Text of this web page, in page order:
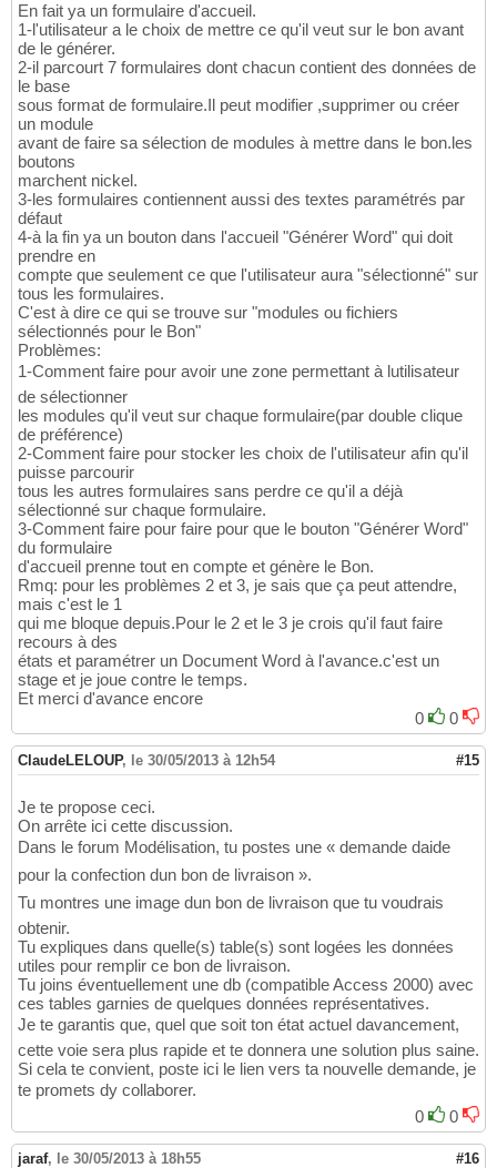
En fait ya un formulaire d'accueil.
1-l'utilisateur a le choix de mettre ce qu'il veut sur le bon avant
de le générer.
2-il parcourt 7 formulaires dont chacun contient des données de
le base
sous format de formulaire.Il peut modifier ,supprimer ou créer
un module
avant de faire sa sélection de modules à mettre dans le bon.les
boutons
marchent nickel.
3-les formulaires contiennent aussi des textes paramétrés par
défaut
4-à la fin ya un bouton dans l'accueil "Générer Word" qui doit
prendre en
compte que seulement ce que l'utilisateur aura "sélectionné" sur
tous les formulaires.
C'est à dire ce qui se trouve sur "modules ou fichiers
sélectionnés pour le Bon"
Problèmes:
1-Comment faire pour avoir une zone permettant à lutilisateur
de sélectionner
les modules qu'il veut sur chaque formulaire(par double clique
de préférence)
2-Comment faire pour stocker les choix de l'utilisateur afin qu'il
puisse parcourir
tous les autres formulaires sans perdre ce qu'il a déjà
sélectionné sur chaque formulaire.
3-Comment faire pour faire pour que le bouton "Générer Word"
du formulaire
d'accueil prenne tout en compte et génère le Bon.
Rmq: pour les problèmes 2 et 3, je sais que ça peut attendre,
mais c'est le 1
qui me bloque depuis.Pour le 2 et le 3 je crois qu'il faut faire
recours à des
états et paramétrer un Document Word à l'avance.c'est un
stage et je joue contre le temps.
Et merci d'avance encore
0
0
ClaudeLELOUP, le 30/05/2013 à 12h54 #15
Je te propose ceci.
On arrête ici cette discussion.
Dans le forum Modélisation, tu postes une « demande daide
pour la confection dun bon de livraison ».
Tu montres une image dun bon de livraison que tu voudrais
obtenir.
Tu expliques dans quelle(s) table(s) sont logées les données
utiles pour remplir ce bon de livraison.
Tu joins éventuellement une db (compatible Access 2000) avec
ces tables garnies de quelques données représentatives.
Je te garantis que, quel que soit ton état actuel davancement,
cette voie sera plus rapide et te donnera une solution plus saine.
Si cela te convient, poste ici le lien vers ta nouvelle demande, je
te promets dy collaborer.
0
0
jaraf, le 30/05/2013 à 18h55 #16